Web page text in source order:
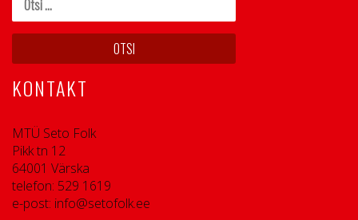
KONTAKT
MTÜ Seto Folk
Pikk tn 12
64001 Värska
telefon: 529 1619
e-post: info@setofolk.ee